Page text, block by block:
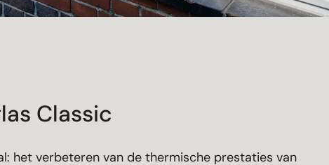
Classic
het verbeteren van de thermische prestaties van